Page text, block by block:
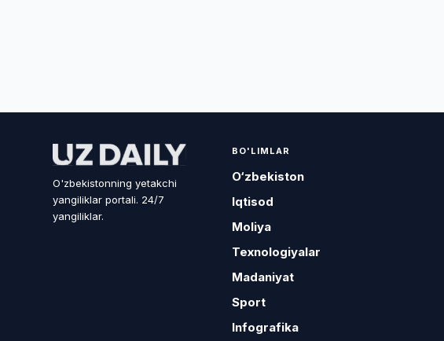
O'zbekistonning yetakchi
yangiliklar portali. 24/7
yangiliklar.
BO'LIMLAR
O‘zbekiston
Iqtisod
Moliya
Texnologiyalar
Madaniyat
Sport
Infografika